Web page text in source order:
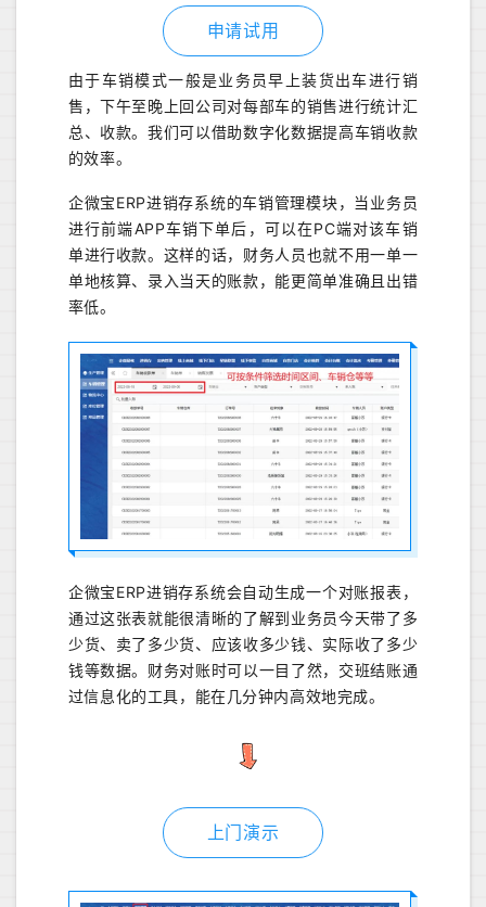
申请试用
由于车销模式一般是业务员早上装货出车进行销
售，下午至晚上回公司对每部车的销售进行统计汇
总、收款。我们可以借助数字化数据提高车销收款
的效率。
企微宝ERP进销存系统的车销管理模块，当业务员
进行前端APP车销下单后，可以在PC端对该车销
单进行收款。这样的话，财务人员也就不用一单一
单地核算、录入当天的账款，能更简单准确且出错
率低。
企微宝ERP进销存系统会自动生成一个对账报表，
通过这张表就能很清晰的了解到业务员今天带了多
少货、卖了多少货、应该收多少钱、实际收了多少
钱等数据。财务对账时可以一目了然，交班结账通
过信息化的工具，能在几分钟内高效地完成。
上门演示